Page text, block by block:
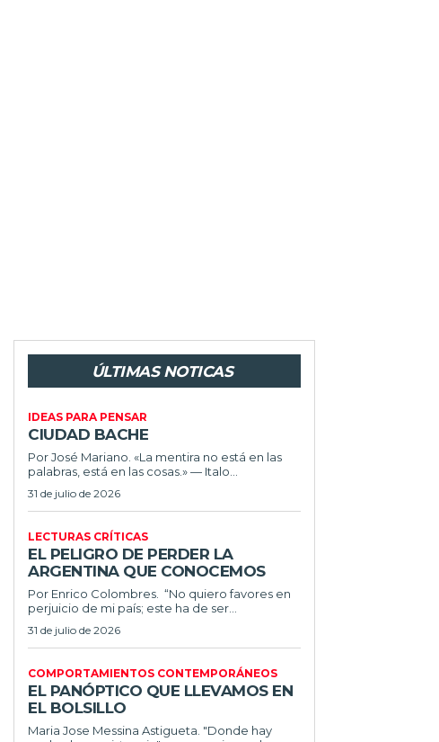
ÚLTIMAS NOTICAS
IDEAS PARA PENSAR
CIUDAD BACHE
Por José Mariano. «La mentira no está en las
palabras, está en las cosas.» — Italo...
31 de julio de 2026
LECTURAS CRÍTICAS
EL PELIGRO DE PERDER LA
ARGENTINA QUE CONOCEMOS
Por Enrico Colombres. “No quiero favores en
perjuicio de mi país; este ha de ser...
31 de julio de 2026
COMPORTAMIENTOS CONTEMPORÁNEOS
EL PANÓPTICO QUE LLEVAMOS EN
EL BOLSILLO
Maria Jose Messina Astigueta. "Donde hay